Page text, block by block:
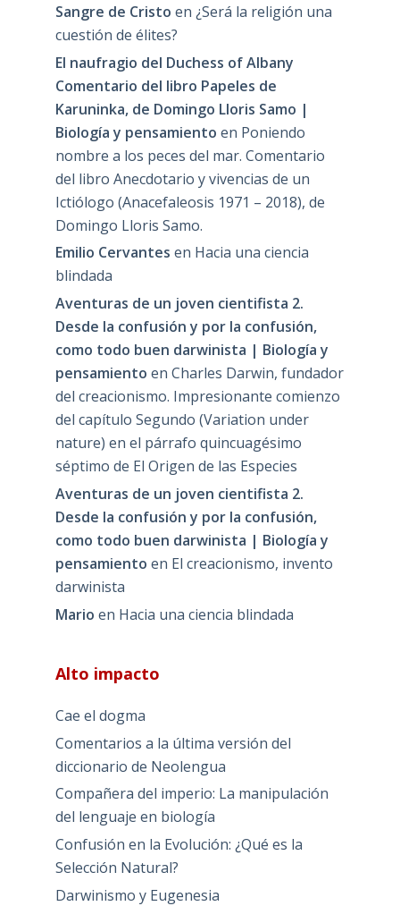
Sangre de Cristo en ¿Será la religión una
cuestión de élites?
El naufragio del Duchess of Albany
Comentario del libro Papeles de
Karuninka, de Domingo Lloris Samo |
Biología y pensamiento en Poniendo
nombre a los peces del mar. Comentario
del libro Anecdotario y vivencias de un
Ictiólogo (Anacefaleosis 1971 – 2018), de
Domingo Lloris Samo.
Emilio Cervantes en Hacia una ciencia
blindada
Aventuras de un joven cientifista 2.
Desde la confusión y por la confusión,
como todo buen darwinista | Biología y
pensamiento en Charles Darwin, fundador
del creacionismo. Impresionante comienzo
del capítulo Segundo (Variation under
nature) en el párrafo quincuagésimo
séptimo de El Origen de las Especies
Aventuras de un joven cientifista 2.
Desde la confusión y por la confusión,
como todo buen darwinista | Biología y
pensamiento en El creacionismo, invento
darwinista
Mario en Hacia una ciencia blindada
Alto impacto
Cae el dogma
Comentarios a la última versión del
diccionario de Neolengua
Compañera del imperio: La manipulación
del lenguaje en biología
Confusión en la Evolución: ¿Qué es la
Selección Natural?
Darwinismo y Eugenesia